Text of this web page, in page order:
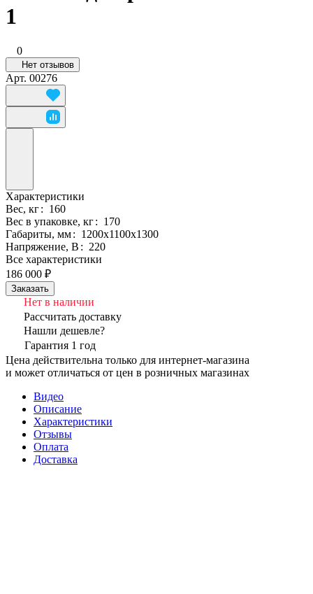
1
0
Нет отзывов
Арт. 00276
Характеристики
Вес, кг: 160
Вес в упаковке, кг: 170
Габариты, мм: 1200х1100х1300
Напряжение, В : 220
Все характеристики
186 000 ₽
Заказать
Нет в наличии
Рассчитать доставку
Нашли дешевле?
Гарантия 1 год
Цена действительна только для интернет-магазина
и может отличаться от цен в розничных магазинах
Видео
Описание
Характеристики
Отзывы
Оплата
Доставка